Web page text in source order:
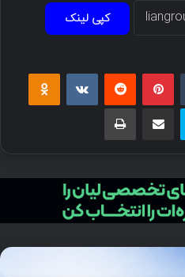
کپی لینک
پینتریست
اسکایپ چاپ